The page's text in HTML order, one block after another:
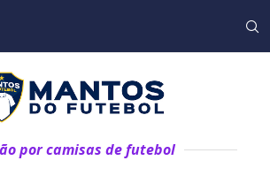
por camisas de futebol